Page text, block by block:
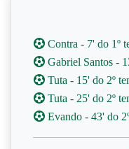
Contra - 7' do 1º
Gabriel Santos -
Tuta - 15' do 2º
Tuta - 25' do 2º
Evando - 43' do